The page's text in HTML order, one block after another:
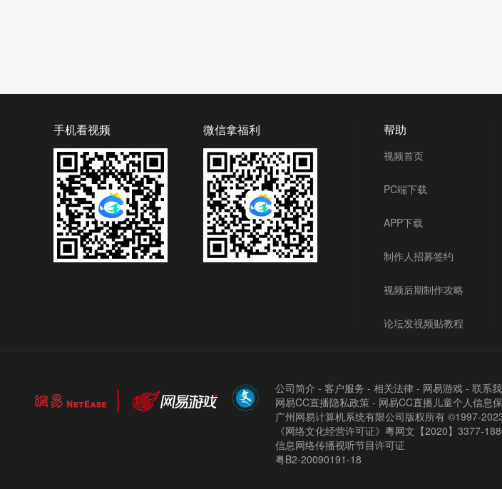
手机看视频 微信拿福利 帮助
视频首页
PC端下载
APP下载
制作人招募签约
视频后期制作攻略
论坛发视频贴教程
公司简介 - 客户服务 - 相关法律 - 网易游戏 - 联系
网易CC直播隐私政策 - 网易CC直播儿童个人信息
广州网易计算机系统有限公司版权所有 ©1997-
《网络文化经营许可证》粵网文【2020】3377-
信息网络传播视听节目许可证
粤B2-20090191-18